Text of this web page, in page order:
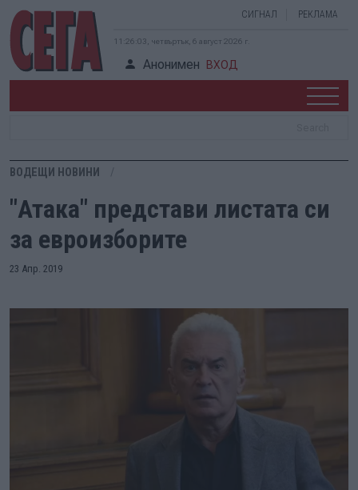
СИГНАЛ РЕКЛАМА
11:26:04, четвъртък, 6 август 2026 г.
Анонимен ВХОД
ВОДЕЩИ НОВИНИ
"Атака" представи листата си
за евроизборите
23 Апр. 2019